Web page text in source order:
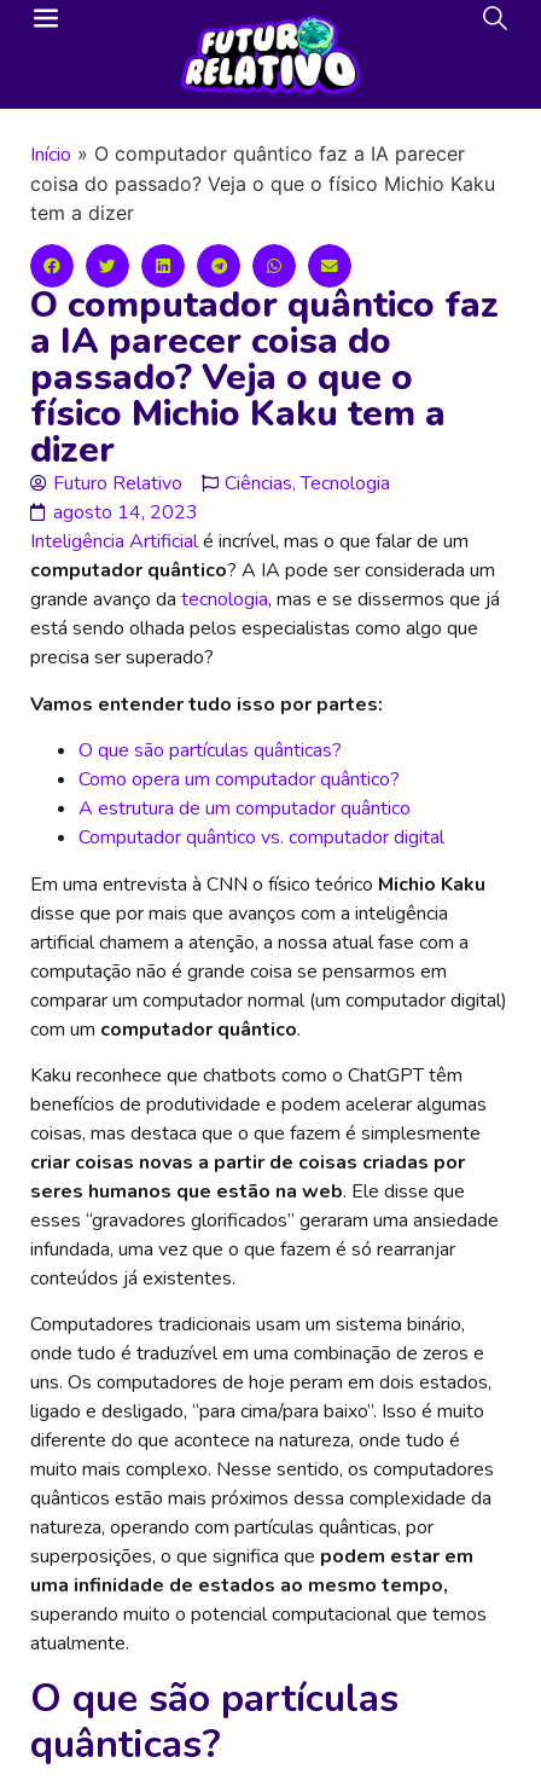
Início » O computador quântico faz a IA parecer
coisa do passado? Veja o que o físico Michio Kaku
tem a dizer
O computador quântico faz
a IA parecer coisa do
passado? Veja o que o
físico Michio Kaku tem a
dizer
Futuro Relativo Ciências,Tecnologia
agosto 14, 2023
Inteligência Artificialé incrível, mas o que falar de um
computador quântico? A IA pode ser considerada um
grande avanço da tecnologia, mas e se dissermos que já
está sendo olhada pelos especialistas como algo que
precisa ser superado?
Vamos entender tudo isso por partes:
O que são partículas quânticas?
Como opera um computador quântico?
A estrutura de um computador quântico
Computador quântico vs. computador digital
Em uma entrevista à CNN o físico teórico Michio Kaku
disse que por mais que avanços com a inteligência
artificial chamem a atenção, a nossa atual fase com a
computação não é grande coisa se pensarmos em
comparar um computador normal (um computador digital)
com um computador quântico.
Kaku reconhece que chatbots como o ChatGPT têm
benefícios de produtividade e podem acelerar algumas
coisas, mas destaca que o que fazem é simplesmente
criar coisas novas a partir de coisas criadas por
seres humanos que estão na web. Ele disse que
esses “gravadores glorificados” geraram uma ansiedade
infundada, uma vez que o que fazem é só rearranjar
conteúdos já existentes.
Computadores tradicionais usam um sistema binário,
onde tudo é traduzível em uma combinação de zeros e
uns. Os computadores de hoje peram em dois estados,
ligado e desligado, “para cima/para baixo”. Isso é muito
diferente do que acontece na natureza, onde tudo é
muito mais complexo. Nesse sentido, os computadores
quânticos estão mais próximos dessa complexidade da
natureza, operando com partículas quânticas, por
superposições, o que significa que podem estar em
uma infinidade de estados ao mesmo tempo,
superando muito o potencial computacional que temos
atualmente.
O que são partículas
quânticas?